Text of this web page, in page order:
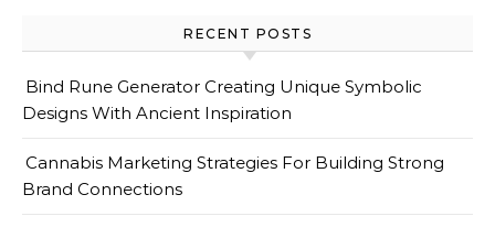
RECENT POSTS
Bind Rune Generator Creating Unique Symbolic
Designs With Ancient Inspiration
Cannabis Marketing Strategies For Building Strong
Brand Connections